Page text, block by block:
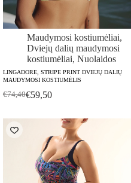
Maudymosi kostiumėliai,
Dviejų dalių maudymosi
kostiumėliai, Nuolaidos
LINGADORE, STRIPE PRINT DVIEJŲ DALIŲ
MAUDYMOSI KOSTIUMĖLIS
€74,40Original
was:
€59,50
Current
is: